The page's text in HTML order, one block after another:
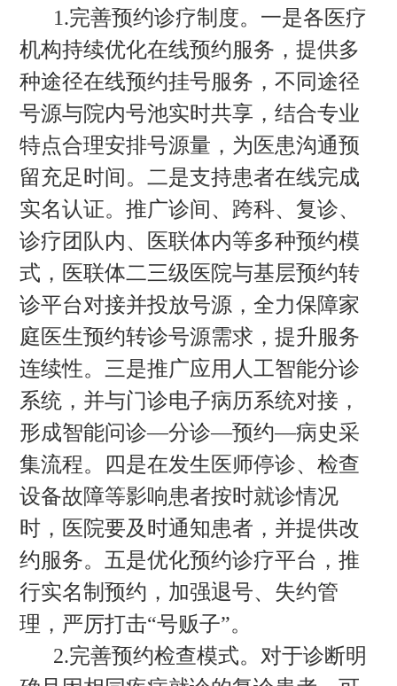
1.完善预约诊疗制度。一是各医疗
机构持续优化在线预约服务，提供多
种途径在线预约挂号服务，不同途径
号源与院内号池实时共享，结合专业
特点合理安排号源量，为医患沟通预
留充足时间。二是支持患者在线完成
实名认证。推广诊间、跨科、复诊、
诊疗团队内、医联体内等多种预约模
式，医联体二三级医院与基层预约转
诊平台对接并投放号源，全力保障家
庭医生预约转诊号源需求，提升服务
连续性。三是推广应用人工智能分诊
系统，并与门诊电子病历系统对接，
形成智能问诊—分诊—预约—病史采
集流程。四是在发生医师停诊、检查
设备故障等影响患者按时就诊情况
时，医院要及时通知患者，并提供改
约服务。五是优化预约诊疗平台，推
行实名制预约，加强退号、失约管
理，严厉打击“号贩子”。
2.完善预约检查模式。对于诊断明